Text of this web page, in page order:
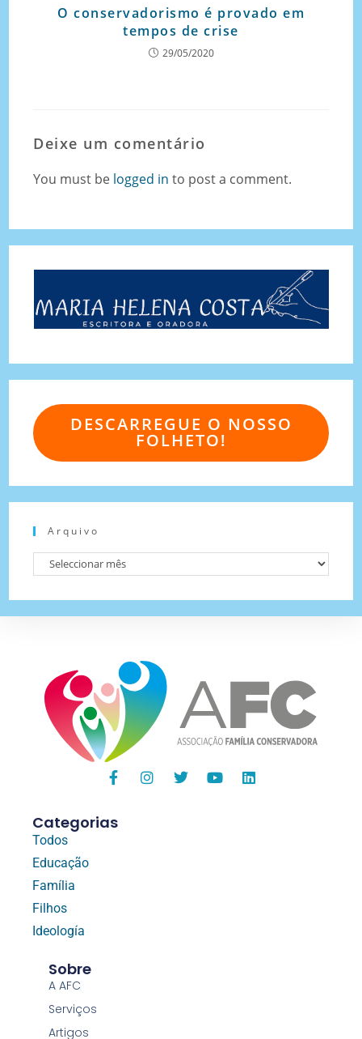
O conservadorismo é provado em
tempos de crise
29/05/2020
Deixe um comentário
You must be logged in to post a comment.
DESCARREGUE O NOSSO
FOLHETO!
Arquivo
Categorias
Todos
Educação
Família
Filhos
Ideología
Sobre
A AFC
Serviços
Artigos